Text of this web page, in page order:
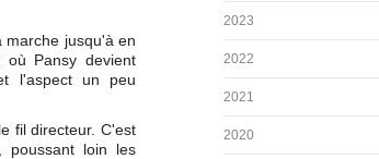
marche jusqu'à en
où Pansy devient
l'aspect un peu
fil directeur. C'est
poussant loin les
2023
2022
2021
2020